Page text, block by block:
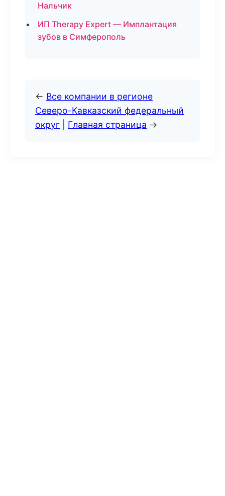
Нальчик
ИП Therapy Expert — Имплантация
зубов в Симферополь
← Все компании в регионе
Северо-Кавказский федеральный
округ
Главная страница →